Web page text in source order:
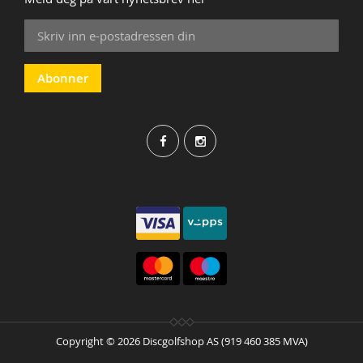
Sign
Up
for
Our
Newsletter:
Abonner
Copyright © 2026 Discgolfshop AS (919 460 385 MVA)